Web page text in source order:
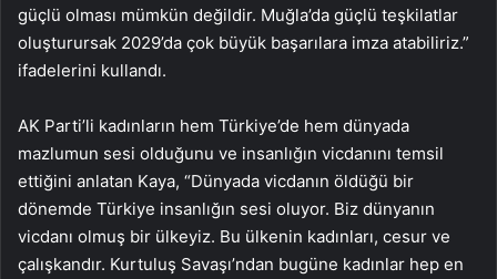
güçlü olması mümkün değildir. Muğla’da güçlü teşkilatlar
oluşturursak 2029’da çok büyük başarılara imza atabiliriz.”
ifadelerini kullandı.
AK Parti’li kadınların hem Türkiye’de hem dünyada
mazlumun sesi olduğunu ve insanlığın vicdanını temsil
ettiğini anlatan Kaya, “Dünyada vicdanın öldüğü bir
dönemde Türkiye insanlığın sesi oluyor. Biz dünyanın
vicdanı olmuş bir ülkeyiz. Bu ülkenin kadınları, cesur ve
çalışkandır. Kurtuluş Savaşı’ndan bugüne kadınlar hep en